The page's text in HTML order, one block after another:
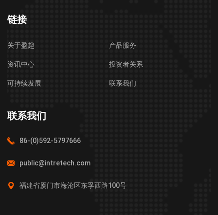
链接
关于盈趣 产品服务
资讯中心 投资者关系
可持续发展 联系我们
联系我们
86-(0)592-5797666
public@intretech.com
福建省厦门市海沧区东孚西路100号